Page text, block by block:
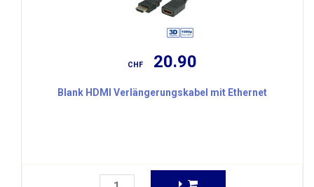
CHF 20.90
Blank HDMI Verlängerungskabel mit Ethernet